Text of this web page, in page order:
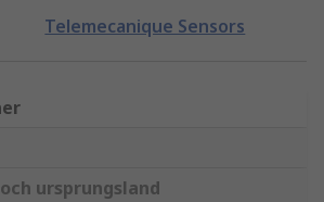
Telemecanique Sensors
ursprungsland